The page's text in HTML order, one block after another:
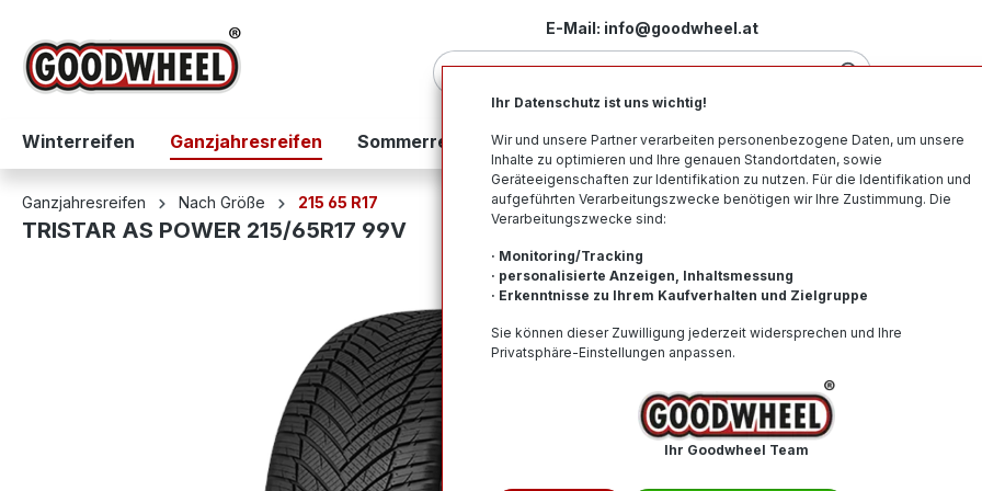
Zur Hauptnavigation springen E-Mail: info@goodwheel.at
Winterreifen Ganzjahresreifen Sommerreifen Motorradreifen Felgen Offroad-Reifen
Ganzjahresreifen Nach Größe 215 65 R17
TRISTAR AS POWER 215/65R17 99V
72,02
Preise inkl.
Ihr Datenschutz ist uns wichtig!
Wir und unsere Partner verarbeiten personenbezogene Daten, um unsere
Inhalte zu optimieren und Ihre genauen Standortdaten, sowie
Geräteeigenschaften zur Identifikation zu nutzen. Für die Identifikation und
aufgeführten Verarbeitungszwecke benötigen wir Ihre Zustimmung. Die
Verarbeitungszwecke sind:
· Monitoring/Tracking
· personalisierte Anzeigen, Inhaltsmessung
· Erkenntnisse zu Ihrem Kaufverhalten und Zielgruppe
Sie können dieser Zuwilligung jederzeit widersprechen und Ihre
Privatsphäre-Einstellungen anpassen.
Ihr Goodwheel Team